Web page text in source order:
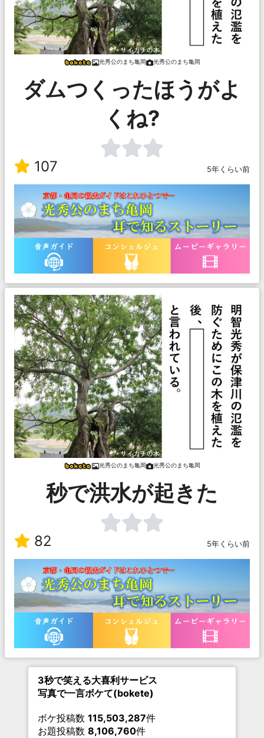
光秀公のまち亀岡 光秀公のまち亀岡
ダムつくったほうがよ
くね?
107 5年くらい前
光秀公のまち亀岡 光秀公のまち亀岡
秒で洪水が起きた
82 5年くらい前
3秒で笑える大喜利サービス
写真で一言ボケて(bokete)
ボケ投稿数 115,503,287件
お題投稿数 8,106,760件